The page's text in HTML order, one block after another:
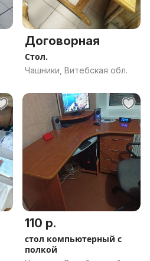
Договорная
Стол.
Чашники, Витебская обл.
110 р.
стол компьютерный с
полкой